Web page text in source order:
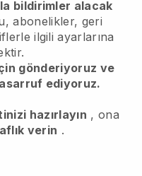
bildirimler alacak
abonelikler, geri
ilgili ayarlarına
gönderiyoruz ve
ediyoruz.
hazırlayın , ona
verin .